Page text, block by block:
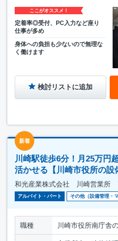
ここがオススメ！
定着率◎受付、PC入力など座り
仕事が多め
身体への負担も少ないので無理な
く働けます
検討リストに追加
新着
川崎駅徒歩6分！月25万円
活かせる【川崎市役所の設
和光産業株式会社 川崎営業所
アルバイト・パート その他（設備管理・
職種 川崎市役所南庁舎